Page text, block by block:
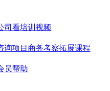
司 看培训视频
询项目 商务考察拓展课程
员帮助